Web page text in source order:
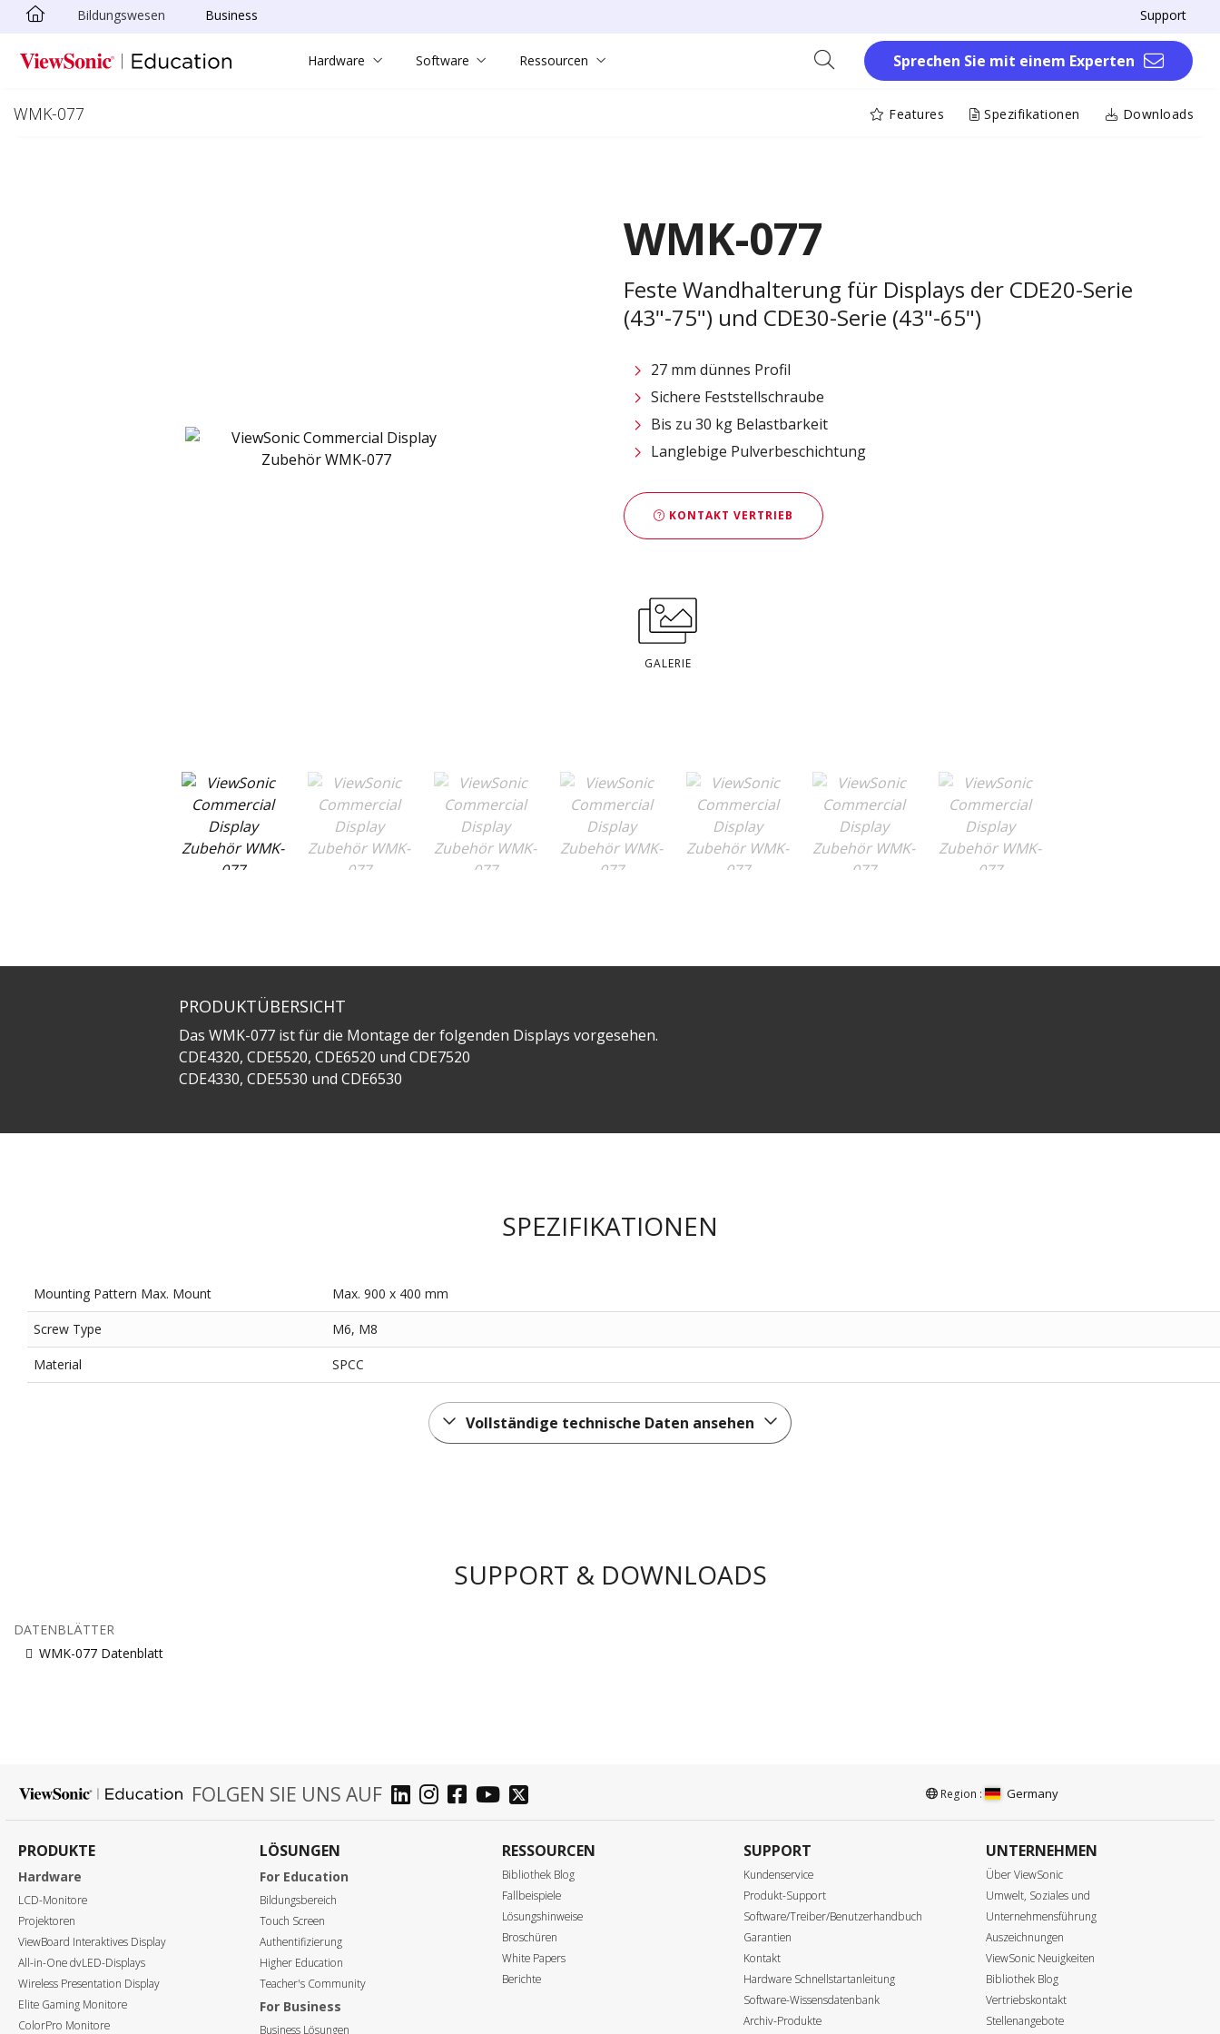
Skip to main content
Bildungswesen Business Support
Hardware Software Ressourcen Sprechen Sie mit einem Experten
WMK-077 Features Spezifikationen Downloads
WMK-077
Feste Wandhalterung für Displays der CDE20-Serie
(43"-75") und CDE30-Serie (43"-65")
27 mm dünnes Profil
Sichere Feststellschraube
Bis zu 30 kg Belastbarkeit
Langlebige Pulverbeschichtung
KONTAKT VERTRIEB
GALERIE
PRODUKTÜBERSICHT
Das WMK-077 ist für die Montage der folgenden Displays vorgesehen.
CDE4320, CDE5520, CDE6520 und CDE7520
CDE4330, CDE5530 und CDE6530
SPEZIFIKATIONEN
Mounting Pattern Max. Mount Max. 900 x 400 mm
Screw Type M6, M8
Material SPCC
Vollständige technische Daten ansehen
SUPPORT & DOWNLOADS
DATENBLÄTTER
WMK-077 Datenblatt
FOLGEN SIE UNS AUF Region : Germany
PRODUKTE
Hardware
LCD-Monitore
Projektoren
ViewBoard Interaktives Display
All-in-One dvLED-Displays
Wireless Presentation Display
Elite Gaming Monitore
ColorPro Monitore
LÖSUNGEN
For Education
Bildungsbereich
Touch Screen
Authentifizierung
Higher Education
Teacher's Community
For Business
Business Lösungen
RESSOURCEN
Bibliothek Blog
Fallbeispiele
Lösungshinweise
Broschüren
White Papers
Berichte
SUPPORT
Kundenservice
Produkt-Support
Software/Treiber/Benutzerhandbuch
Garantien
Kontakt
Hardware Schnellstartanleitung
Software-Wissensdatenbank
Archiv-Produkte
UNTERNEHMEN
Über ViewSonic
Umwelt, Soziales und
Unternehmensführung
Auszeichnungen
ViewSonic Neuigkeiten
Bibliothek Blog
Vertriebskontakt
Stellenangebote